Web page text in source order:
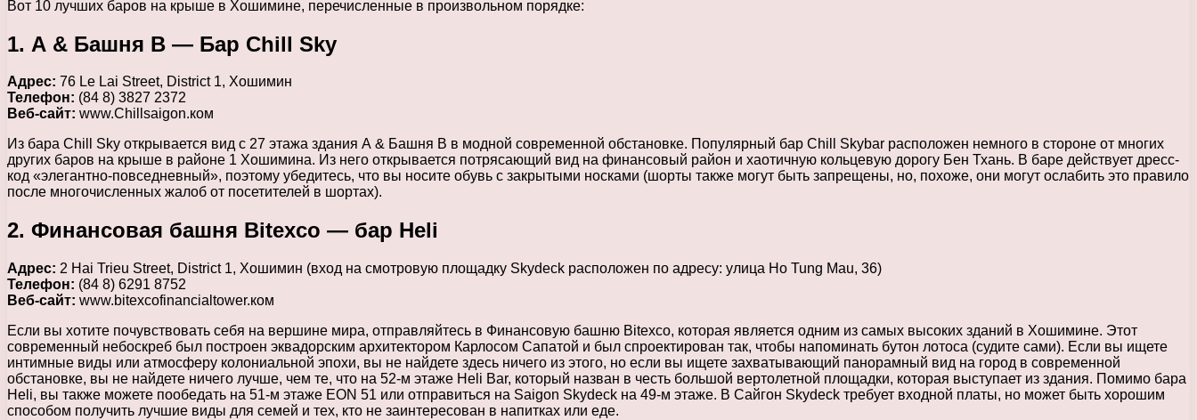
Вот 10 лучших баров на крыше в Хошимине, перечисленные в произвольном порядке:
1. А & Башня B — Бар Chill Sky
Адрес: 76 Le Lai Street, District 1, Хошимин
Телефон: (84 8) 3827 2372
Веб-сайт: www.Chillsaigon.ком
Из бара Chill Sky открывается вид с 27 этажа здания А & Башня B в модной современной обстановке. Популярный бар Chill Skybar расположен немного в стороне от многих
других баров на крыше в районе 1 Хошимина. Из него открывается потрясающий вид на финансовый район и хаотичную кольцевую дорогу Бен Тхань. В баре действует дресс-
код «элегантно-повседневный», поэтому убедитесь, что вы носите обувь с закрытыми носками (шорты также могут быть запрещены, но, похоже, они могут ослабить это правило
после многочисленных жалоб от посетителей в шортах).
2. Финансовая башня Bitexco — бар Heli
Адрес: 2 Hai Trieu Street, District 1, Хошимин (вход на смотровую площадку Skydeck расположен по адресу: улица Ho Tung Mau, 36)
Телефон: (84 8) 6291 8752
Веб-сайт: www.bitexcofinancialtower.ком
Если вы хотите почувствовать себя на вершине мира, отправляйтесь в Финансовую башню Bitexco, которая является одним из самых высоких зданий в Хошимине. Этот
современный небоскреб был построен эквадорским архитектором Карлосом Сапатой и был спроектирован так, чтобы напоминать бутон лотоса (судите сами). Если вы ищете
интимные виды или атмосферу колониальной эпохи, вы не найдете здесь ничего из этого, но если вы ищете захватывающий панорамный вид на город в современной
обстановке, вы не найдете ничего лучше, чем те, что на 52-м этаже Heli Bar, который назван в честь большой вертолетной площадки, которая выступает из здания. Помимо бара
Heli, вы также можете пообедать на 51-м этаже EON 51 или отправиться на Saigon Skydeck на 49-м этаже. В Сайгон Skydeck требует входной платы, но может быть хорошим
способом получить лучшие виды для семей и тех, кто не заинтересован в напитках или еде.